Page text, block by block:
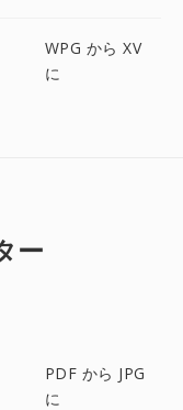
WPG から XV
に
ー
PDF から JPG
に